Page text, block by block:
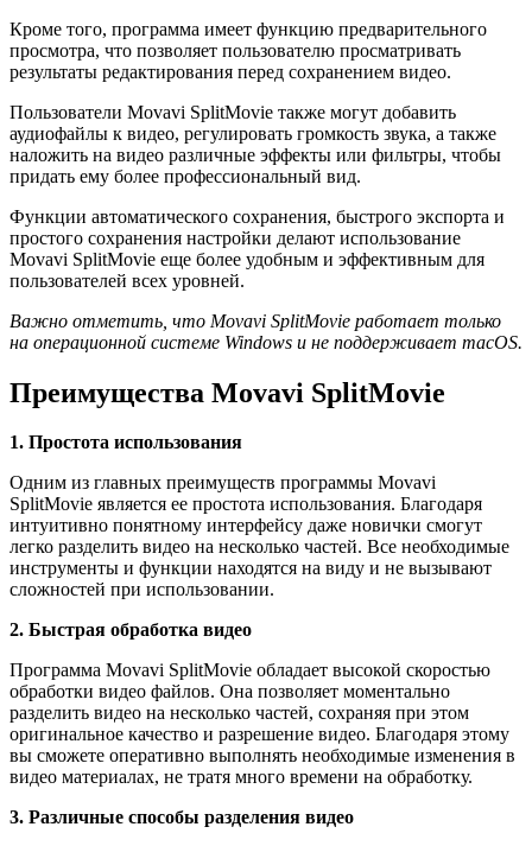
Кроме того, программа имеет функцию предварительного
просмотра, что позволяет пользователю просматривать
результаты редактирования перед сохранением видео.
Пользователи Movavi SplitMovie также могут добавить
аудиофайлы к видео, регулировать громкость звука, а также
наложить на видео различные эффекты или фильтры, чтобы
придать ему более профессиональный вид.
Функции автоматического сохранения, быстрого экспорта и
простого сохранения настройки делают использование
Movavi SplitMovie еще более удобным и эффективным для
пользователей всех уровней.
Важно отметить, что Movavi SplitMovie работает только
на операционной системе Windows и не поддерживает macOS.
Преимущества Movavi SplitMovie
1. Простота использования
Одним из главных преимуществ программы Movavi
SplitMovie является ее простота использования. Благодаря
интуитивно понятному интерфейсу даже новички смогут
легко разделить видео на несколько частей. Все необходимые
инструменты и функции находятся на виду и не вызывают
сложностей при использовании.
2. Быстрая обработка видео
Программа Movavi SplitMovie обладает высокой скоростью
обработки видео файлов. Она позволяет моментально
разделить видео на несколько частей, сохраняя при этом
оригинальное качество и разрешение видео. Благодаря этому
вы сможете оперативно выполнять необходимые изменения в
видео материалах, не тратя много времени на обработку.
3. Различные способы разделения видео